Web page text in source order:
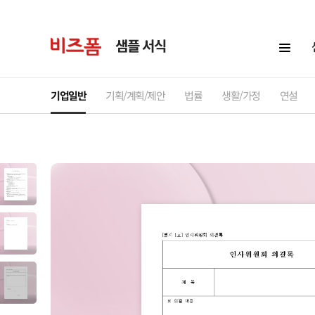
샘플 서식
기업일반 기획/계획/제안 법률 생활/가정 연설